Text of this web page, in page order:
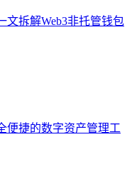
文拆解Web3非托管钱包
便捷的数字资产管理工